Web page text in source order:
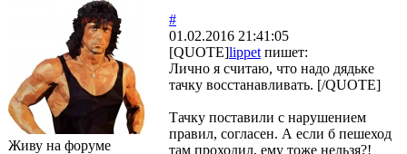
Живу на форуме
#
01.02.2016 21:41:05
[QUOTE]lippet пишет:
Лично я считаю, что надо дядьке
тачку восстанавливать. [/QUOTE]
Тачку поставили с нарушением
правил, согласен. А если б пешеход
там проходил, ему тоже нельзя?!